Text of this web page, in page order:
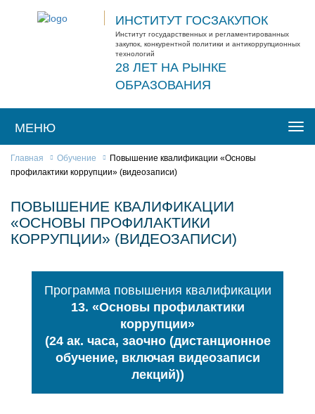
ИНСТИТУТ ГОСЗАКУПОК
Институт государственных и регламентированных
закупок, конкурентной политики и антикоррупционных
технологий
28 ЛЕТ НА РЫНКЕ
ОБРАЗОВАНИЯ
МЕНЮ
Главная Обучение
Повышение квалификации «Основы
профилактики коррупции» (видеозаписи)
ПОВЫШЕНИЕ КВАЛИФИКАЦИИ
«ОСНОВЫ ПРОФИЛАКТИКИ
КОРРУПЦИИ» (ВИДЕОЗАПИСИ)
Программа повышения квалификации
13. «Основы профилактики
коррупции»
(24 ак. часа, заочно (дистанционное
обучение, включая видеозаписи
лекций))